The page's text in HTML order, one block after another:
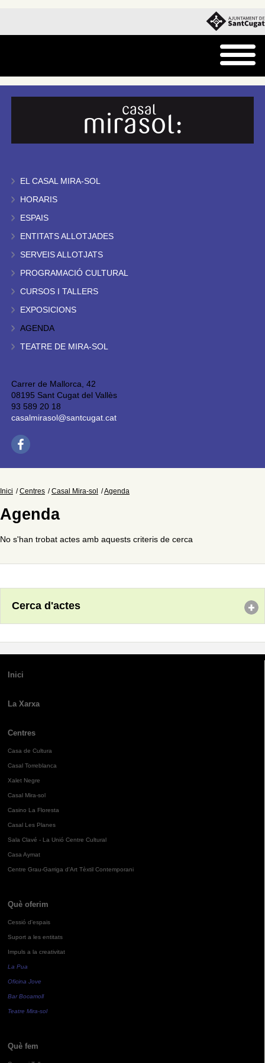
EL CASAL MIRA-SOL
HORARIS
ESPAIS
ENTITATS ALLOTJADES
SERVEIS ALLOTJATS
PROGRAMACIÓ CULTURAL
CURSOS I TALLERS
EXPOSICIONS
AGENDA
TEATRE DE MIRA-SOL
Carrer de Mallorca, 42
08195 Sant Cugat del Vallès
93 589 20 18
casalmirasol@santcugat.cat
Inici Centres Casal Mira-sol Agenda
Agenda
No s'han trobat actes amb aquests criteris de cerca
Cerca d'actes
Inici
La Xarxa
Centres
Casa de Cultura
Casal Torreblanca
Xalet Negre
Casal Mira-sol
Casino La Floresta
Casal Les Planes
Sala Clavé - La Unió Centre Cultural
Casa Aymat
Centre Grau-Garriga d'Art Tèxtil Contemporani
Què oferim
Cessió d'espais
Suport a les entitats
Impuls a la creativitat
La Pua
Oficina Jove
Bar Bocamoll
Teatre Mira-sol
Què fem